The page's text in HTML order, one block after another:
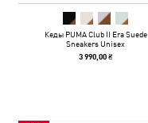
Кеды PUMA Club II Era Suede
Sneakers Unisex
3 990,00 ₴